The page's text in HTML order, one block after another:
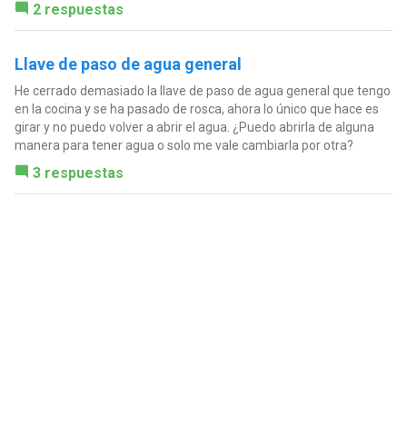
2 respuestas
Llave de paso de agua general
He cerrado demasiado la llave de paso de agua general que tengo
en la cocina y se ha pasado de rosca, ahora lo único que hace es
girar y no puedo volver a abrir el agua. ¿Puedo abrirla de alguna
manera para tener agua o solo me vale cambiarla por otra?
3 respuestas